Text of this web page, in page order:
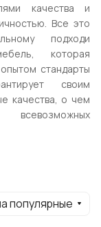
качества и
Все это
подходи
которая
стандарты
своим
качества, о чем
всевозможных
популярные